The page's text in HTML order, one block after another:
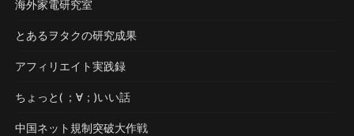
海外家電研究室
とあるヲタクの研究成果
アフィリエイト実践録
ちょっと( ；∀；)いい話
中国ネット規制突破大作戦